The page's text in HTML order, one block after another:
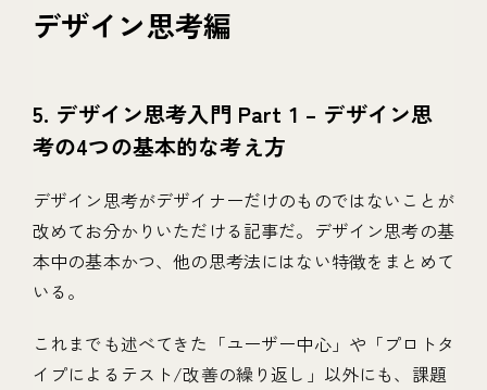
デザイン思考編
5. デザイン思考入門 Part 1 – デザイン思
考の4つの基本的な考え方
デザイン思考がデザイナーだけのものではないことが
改めてお分かりいただける記事だ。デザイン思考の基
本中の基本かつ、他の思考法にはない特徴をまとめて
いる。
これまでも述べてきた「ユーザー中心」や「プロトタ
イプによるテスト/改善の繰り返し」以外にも、課題